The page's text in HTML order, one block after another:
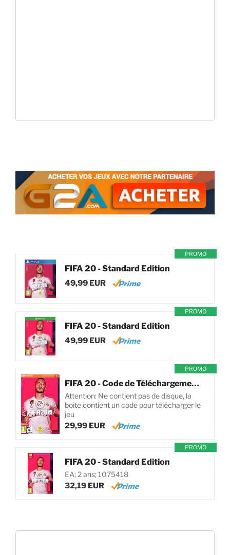
PROMO
FIFA 20 - Standard Edition
49,99 EUR
PROMO
FIFA 20 - Standard Edition
49,99 EUR
PROMO
FIFA 20 - Code de Téléchargement pour PC
Attention: Ne contient pas de disque, la
boite contient un code pour télécharger le
jeu
29,99 EUR
PROMO
FIFA 20 - Standard Edition
EA; 2 ans; 1075418
32,19 EUR